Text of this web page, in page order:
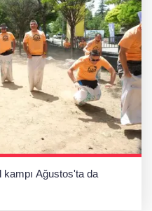
kampı Ağustos'ta da